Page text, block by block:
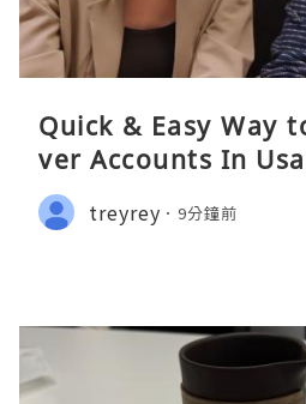
Quick & Easy Way
ver Accounts In Usa
treyrey 9分鐘前